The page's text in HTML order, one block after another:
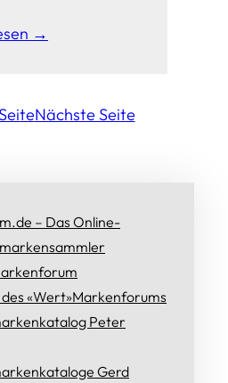
→
Nächste Seite
– Das Online-
«Wert»Markenforums
Peter
Gerd